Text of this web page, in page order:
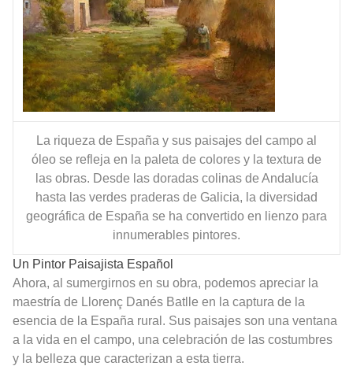
La riqueza de España y sus paisajes del campo al
óleo se refleja en la paleta de colores y la textura de
las obras. Desde las doradas colinas de Andalucía
hasta las verdes praderas de Galicia, la diversidad
geográfica de España se ha convertido en lienzo para
innumerables pintores.
Un Pintor Paisajista Español
Ahora, al sumergirnos en su obra, podemos apreciar la
maestría de Llorenç Danés Batlle en la captura de la
esencia de la España rural. Sus paisajes son una ventana
a la vida en el campo, una celebración de las costumbres
y la belleza que caracterizan a esta tierra.